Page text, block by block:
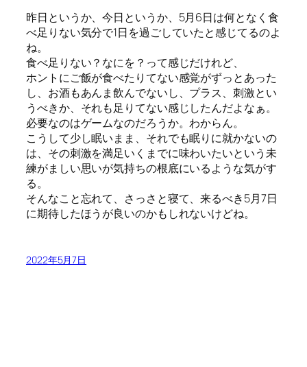
昨日というか、今日というか、5月6日は何となく食
べ足りない気分で1日を過ごしていたと感じてるのよ
ね。
食べ足りない？なにを？って感じだけれど、
ホントにご飯が食べたりてない感覚がずっとあった
し、お酒もあんま飲んでないし、プラス、刺激とい
うべきか、それも足りてない感じしたんだよなぁ。
必要なのはゲームなのだろうか。わからん。
こうして少し眠いまま、それでも眠りに就かないの
は、その刺激を満足いくまでに味わいたいという未
練がましい思いが気持ちの根底にいるような気がす
る。
そんなこと忘れて、さっさと寝て、来るべき5月7日
に期待したほうが良いのかもしれないけどね。
2022年5月7日